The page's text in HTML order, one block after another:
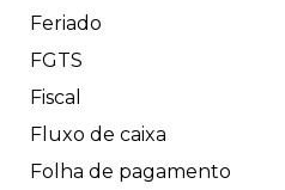
Feriado
FGTS
Fiscal
Fluxo de caixa
Folha de pagamento